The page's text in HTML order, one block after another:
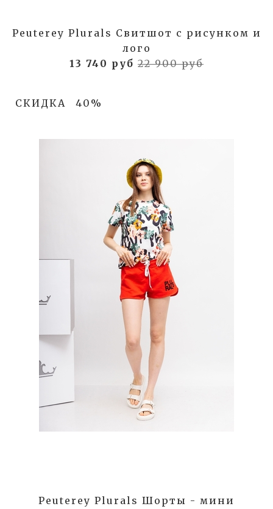
Peuterey Plurals Свитшот с рисунком и
лого
13 740 руб 22 900 руб
СКИДКА 40%
Peuterey Plurals Шорты - мини